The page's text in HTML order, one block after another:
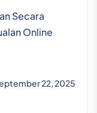
Secara
Online
22, 2025